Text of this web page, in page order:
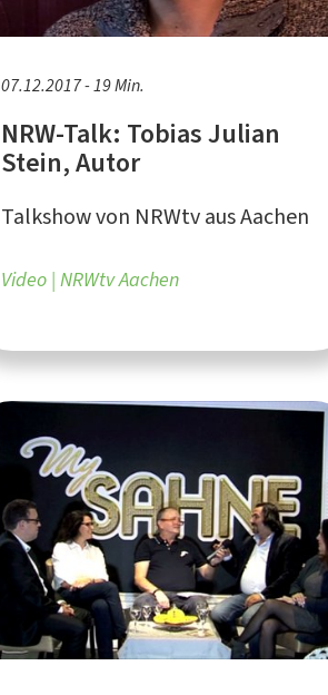
07.12.2017 - 19 Min.
NRW-Talk: Tobias Julian
Stein, Autor
Talkshow von NRWtv aus Aachen
Video NRWtv Aachen